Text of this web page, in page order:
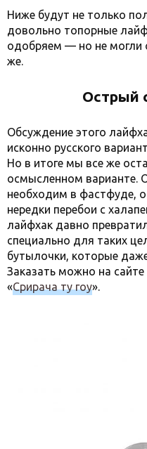
Ниже будут не только
довольно топорные
одобряем — но не могли
же.
Острый
Обсуждение этого
исконно русского
Но в итоге мы все же
осмысленном варианте.
необходим в фастфуде,
нередки перебои с
лайфхак давно
специально для таких
бутылочки, которые
Заказать можно на
«Срирача ту гоу».